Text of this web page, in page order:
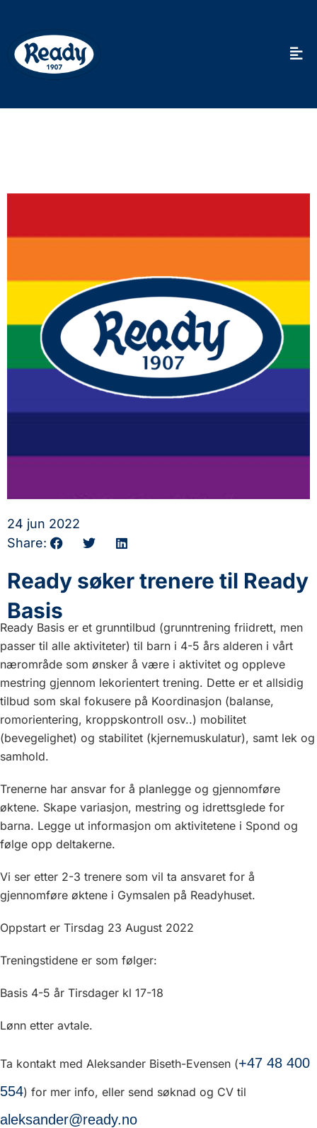
24 jun 2022
Share:
Ready søker trenere til Ready
Basis
Ready Basis er et grunntilbud (grunntrening friidrett, men
passer til alle aktiviteter) til barn i 4-5 års alderen i vårt
nærområde som ønsker å være i aktivitet og oppleve
mestring gjennom lekorientert trening. Dette er et allsidig
tilbud som skal fokusere på Koordinasjon (balanse,
romorientering, kroppskontroll osv..) mobilitet
(bevegelighet) og stabilitet (kjernemuskulatur), samt lek og
samhold.
Trenerne har ansvar for å planlegge og gjennomføre
øktene. Skape variasjon, mestring og idrettsglede for
barna. Legge ut informasjon om aktivitetene i Spond og
følge opp deltakerne.
Vi ser etter 2-3 trenere som vil ta ansvaret for å
gjennomføre øktene i Gymsalen på Readyhuset.
Oppstart er Tirsdag 23 August 2022
Treningstidene er som følger:
Basis 4-5 år Tirsdager kl 17-18
Lønn etter avtale.
Ta kontakt med Aleksander Biseth-Evensen (+47 48 400
554) for mer info, eller send søknad og CV til
aleksander@ready.no